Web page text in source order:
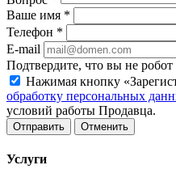
Ваше имя *
Телефон *
E-mail
Подтвердите, что вы не робот
Нажимая кнопку
обработку персональных
условий работы Продавца.
Отменить
Услуги